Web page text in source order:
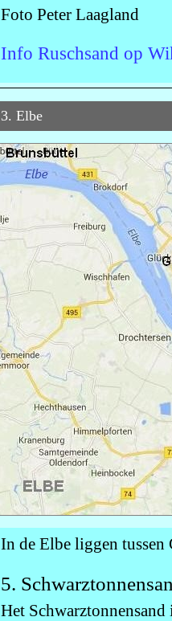
Foto Peter Laagland
Info Ruschsand op
3. Elbe
In de Elbe liggen
5.
Het